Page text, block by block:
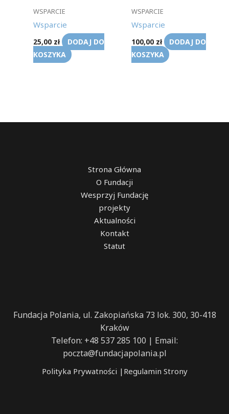
WSPARCIE
Wsparcie
25,00 zł
DODAJ DO
KOSZYKA
WSPARCIE
Wsparcie
100,00 zł
DODAJ DO
KOSZYKA
Strona Główna
O Fundacji
Wesprzyj Fundację
projekty
Aktualności
Kontakt
Statut
Fundacja Polania, ul. Zakopiańska 73 lok. 300, 30-418
Kraków
Telefon: +48 537 285 100 | Email:
poczta@fundacjapolania.pl
Polityka Prywatności | Regulamin Strony